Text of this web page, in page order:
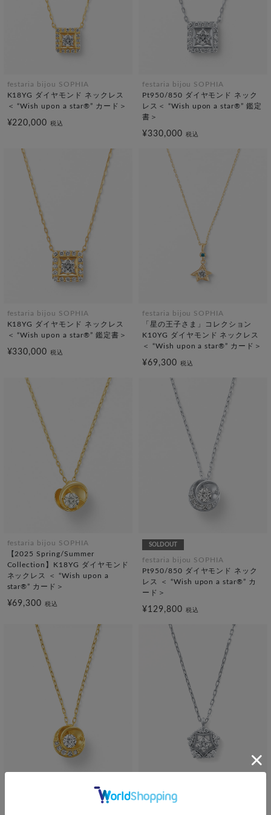
festaria bijou SOPHIA
K18YG ダイヤモンド ネックレス
＜ “Wish upon a star®” カード＞
¥220,000税込
festaria bijou SOPHIA
Pt950/850 ダイヤモンド ネック
レス＜ “Wish upon a star®” 鑑定
書＞
¥330,000 税込
festaria bijou SOPHIA
K18YG ダイヤモンド ネックレス
＜ “Wish upon a star®” 鑑定書＞
¥330,000税込
festaria bijou SOPHIA
「星の王子さま」コレクション
K10YG ダイヤモンド ネックレス
＜ “Wish upon a star®” カード＞
¥69,300 税込
festaria bijou SOPHIA
【2025 Spring/Summer
Collection】K18YG ダイヤモンド
ネックレス ＜ “Wish upon a
star®” カード＞
¥69,300税込
SOLDOUT
festaria bijou SOPHIA
Pt950/850 ダイヤモンド ネック
レス ＜ “Wish upon a star®” カ
ード＞
¥129,800 税込
【2024 Autumn/Winter